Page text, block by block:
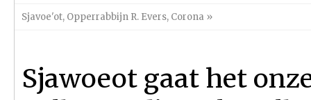
Sjavoe'ot, Opperrabbijn R. Evers, Corona »
Sjawoeot gaat het